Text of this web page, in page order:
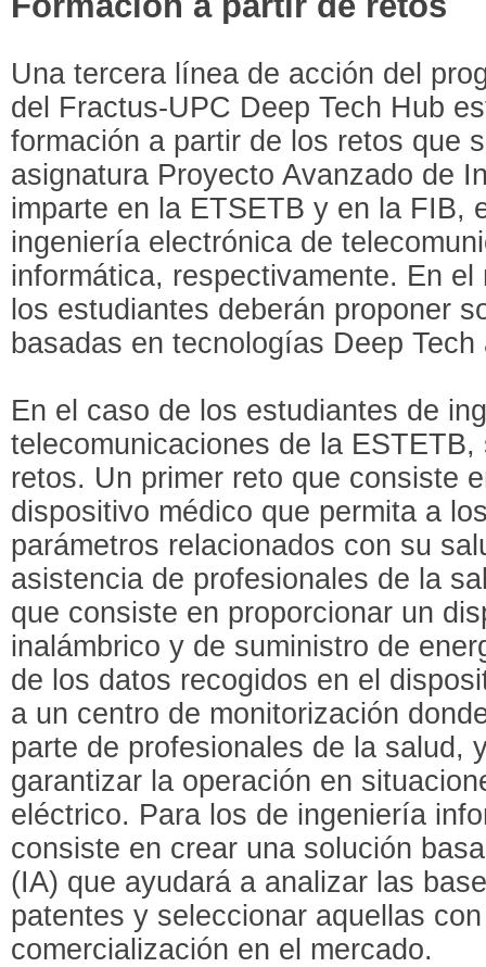
Una tercera línea de acción del
del Fractus-UPC Deep Tech Hub
formación a partir de los retos que
asignatura Proyecto Avanzado de
imparte en la ETSETB y en la FIB,
ingeniería electrónica de
informática, respectivamente. En
los estudiantes deberán proponer
basadas en tecnologías Deep
En el caso de los estudiantes de
telecomunicaciones de la
retos. Un primer reto que consiste
dispositivo médico que permita a
parámetros relacionados con su
asistencia de profesionales de la
que consiste en proporcionar un
inalámbrico y de suministro de
de los datos recogidos en el
a un centro de monitorización
parte de profesionales de la salud,
garantizar la operación en
eléctrico. Para los de ingeniería
consiste en crear una solución
(IA) que ayudará a analizar las
patentes y seleccionar aquellas
comercialización en el mercado.